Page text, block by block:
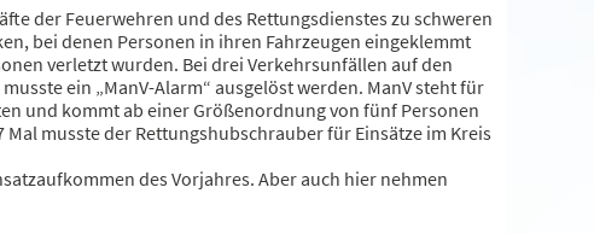
der Feuerwehren und des Rettungsdienstes zu schweren
bei denen Personen in ihren Fahrzeugen eingeklemmt
verletzt wurden. Bei drei Verkehrsunfällen auf den
ein „ManV-Alarm“ ausgelöst werden. ManV steht für
und kommt ab einer Größenordnung von fünf Personen
Mal musste der Rettungshubschrauber für Einsätze im Kreis
des Vorjahres. Aber auch hier nehmen